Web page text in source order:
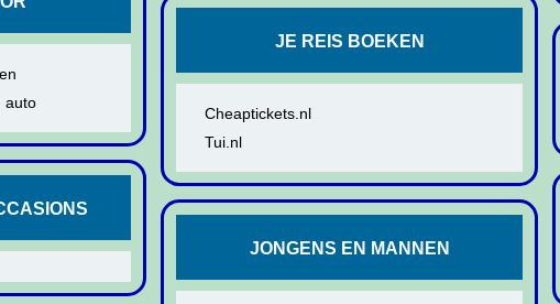
auto
JE REIS BOEKEN
Cheaptickets.nl
Tui.nl
JONGENS EN MANNEN